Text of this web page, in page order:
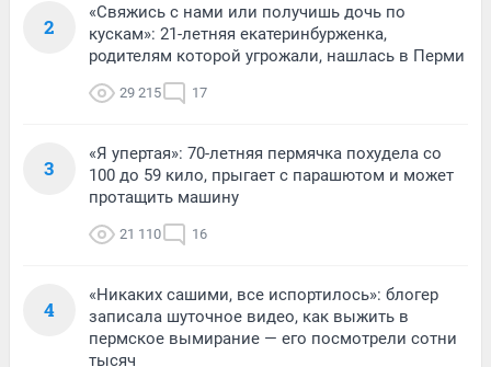
2
«Свяжись с нами или получишь дочь по
кускам»: 21-летняя екатеринбурженка,
родителям которой угрожали, нашлась в Перми
29 215 17
3
«Я упертая»: 70-летняя пермячка похудела со
100 до 59 кило, прыгает с парашютом и может
протащить машину
21 110 16
4
«Никаких сашими, все испортилось»: блогер
записала шуточное видео, как выжить в
пермское вымирание — его посмотрели сотни
тысяч